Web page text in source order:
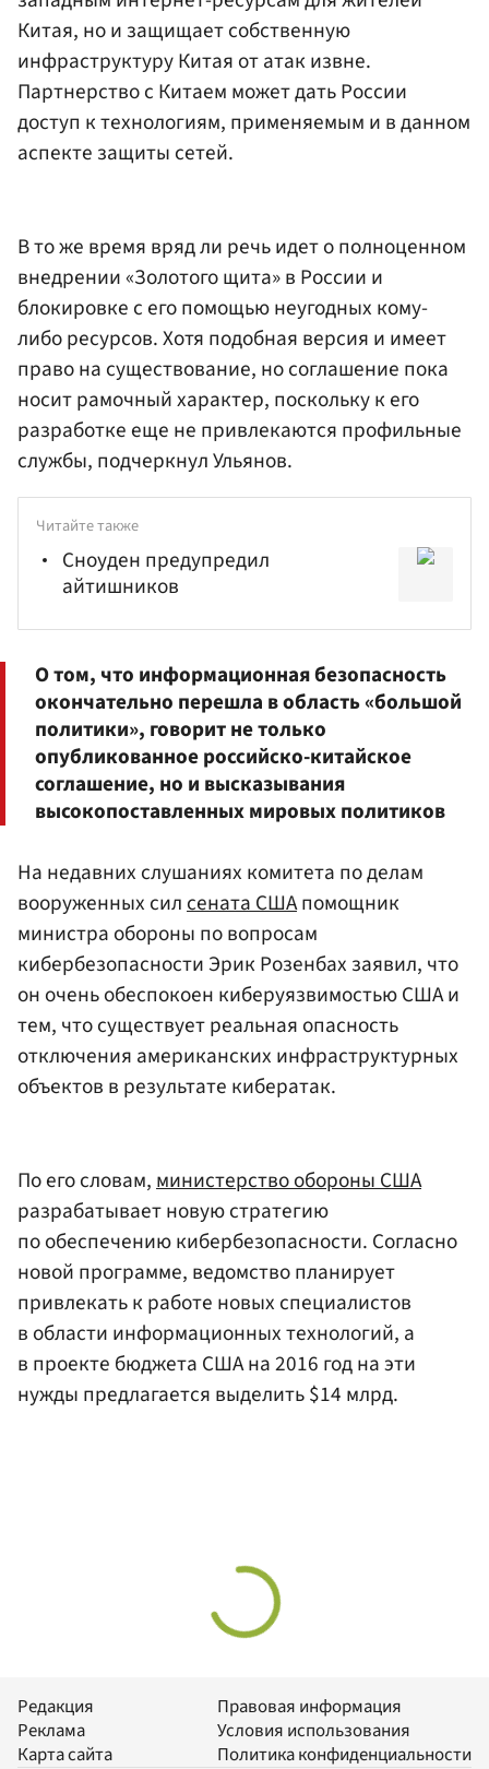
Китая, но и защищает собственную
инфраструктуру Китая от атак извне.
Партнерство с Китаем может дать России
доступ к технологиям, применяемым и в данном
аспекте защиты сетей.
В то же время вряд ли речь идет о полноценном
внедрении «Золотого щита» в России и
блокировке с его помощью неугодных кому-
либо ресурсов. Хотя подобная версия и имеет
право на существование, но соглашение пока
носит рамочный характер, поскольку к его
разработке еще не привлекаются профильные
службы, подчеркнул Ульянов.
Читайте также
Сноуден предупредил
айтишников
О том, что информационная безопасность
окончательно перешла в область «большой
политики», говорит не только
опубликованное российско-китайское
соглашение, но и высказывания
высокопоставленных мировых политиков
На недавних слушаниях комитета по делам
вооруженных силсената СШАпомощник
министра обороны по вопросам
кибербезопасности Эрик Розенбах заявил, что
он очень обеспокоен киберуязвимостью США и
тем, что существует реальная опасность
отключения американских инфраструктурных
объектов в результате кибератак.
По его словам, министерство обороны США
разрабатывает новую стратегию
по обеспечению кибербезопасности. Согласно
новой программе, ведомство планирует
привлекать к работе новых специалистов
в области информационных технологий, а
в проекте бюджета США на 2016 год на эти
нужды предлагается выделить $14 млрд.
Редакция
Реклама
Карта сайта
Правовая информация
Условия использования
Политика конфиденциальности